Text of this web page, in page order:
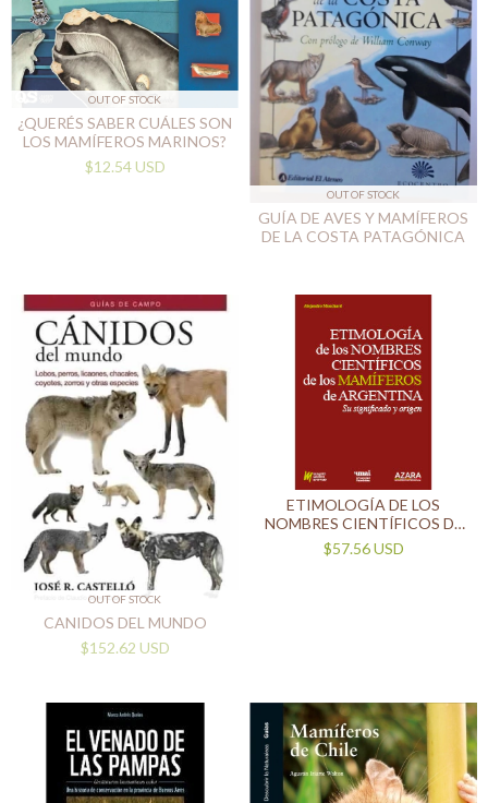
OUT OF STOCK
¿QUERÉS SABER CUÁLES SON
LOS MAMÍFEROS MARINOS?
$12.54 USD
OUT OF STOCK
GUÍA DE AVES Y MAMÍFEROS
DE LA COSTA PATAGÓNICA
OUT OF STOCK
CANIDOS DEL MUNDO
$152.62 USD
ETIMOLOGÍA DE LOS
NOMBRES CIENTÍFICOS DE
LOS MAMÍFEROS DE
ARGENTINA
$57.56 USD